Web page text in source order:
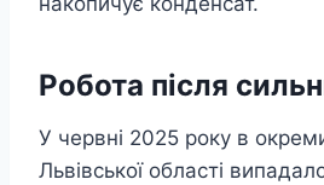
Робота після
У червні 2025 року в
Львівської області